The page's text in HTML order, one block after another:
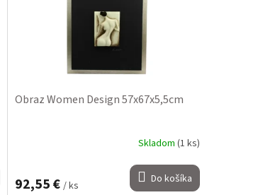
Obraz Women Design 57x67x5,5cm
Skladom (1 ks)
92,55 € / ks Do košíka